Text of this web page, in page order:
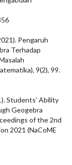
Pengaruh
Terhadap
9(2), 99.
Students’ Ability
Geogebra
of the 2nd
2021 (NaCoME